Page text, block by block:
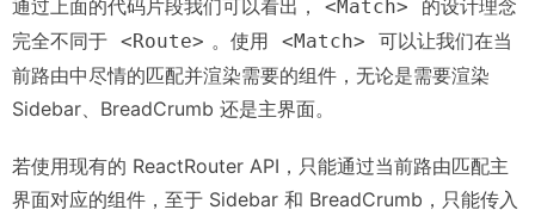
通过上面的代码片段我们可以看出， <Match>
的设计理念
完全不同于 <Route> 。使用 <Match>
可以让我们在当
前路由中尽情的匹配并渲染需要的组件，无论是需要渲染
Sidebar、BreadCrumb 还是主界面。
若使用现有的 ReactRouter API，只能通过当前路由匹配主
界面对应的组件，至于 Sidebar 和 BreadCrumb，只能传入